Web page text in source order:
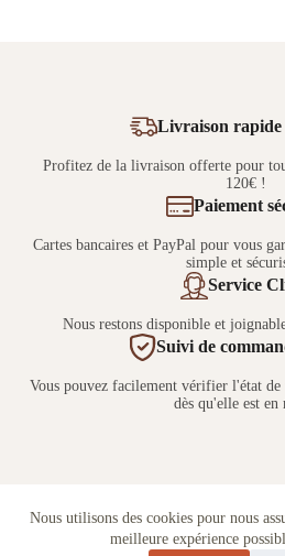
Nous utilisons des cookies pour nous
meilleure expérience
Livraison
Profitez de la livraison offerte pour
120€ !
Paiement
Cartes bancaires et PayPal pour vous
simple et
Service
Nous restons disponible et
Suivi de
Vous pouvez facilement vérifier l'état
dès qu'elle est en